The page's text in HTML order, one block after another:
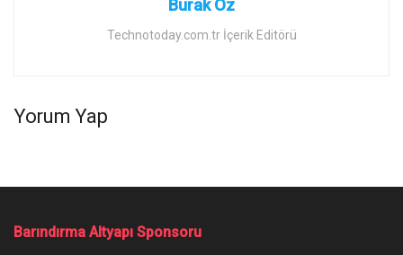
Burak Öz
Technotoday.com.tr İçerik Editörü
Yorum Yap
Barındırma Altyapı Sponsoru